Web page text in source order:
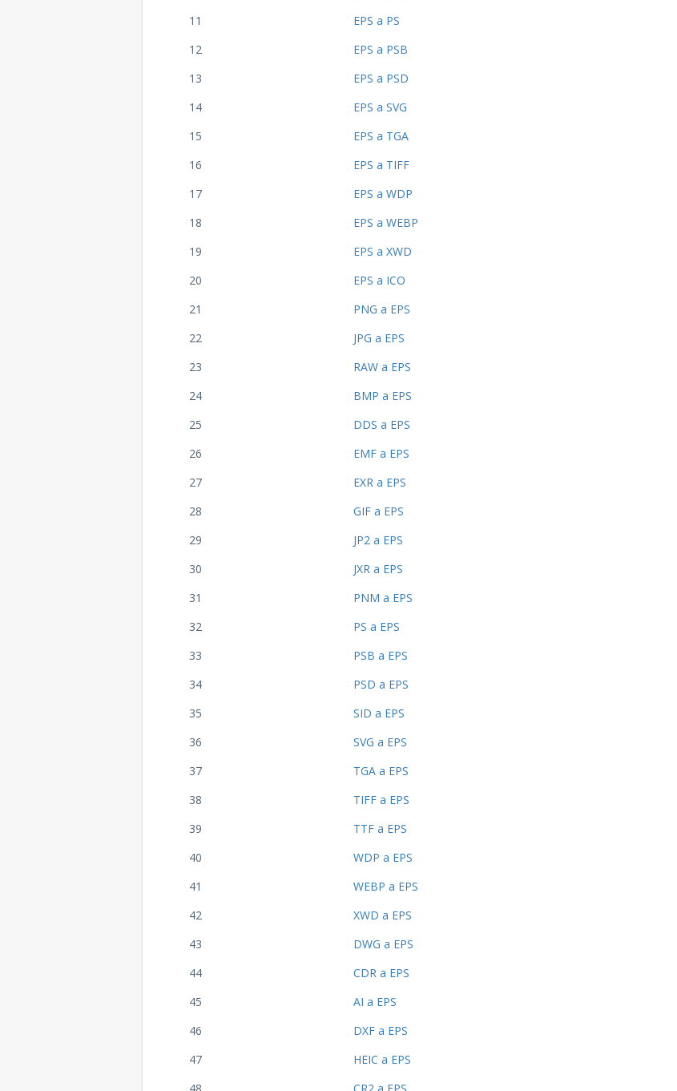
11 EPS a PS
12 EPS a PSB
13 EPS a PSD
14 EPS a SVG
15 EPS a TGA
16 EPS a TIFF
17 EPS a WDP
18 EPS a WEBP
19 EPS a XWD
20 EPS a ICO
21 PNG a EPS
22 JPG a EPS
23 RAW a EPS
24 BMP a EPS
25 DDS a EPS
26 EMF a EPS
27 EXR a EPS
28 GIF a EPS
29 JP2 a EPS
30 JXR a EPS
31 PNM a EPS
32 PS a EPS
33 PSB a EPS
34 PSD a EPS
35 SID a EPS
36 SVG a EPS
37 TGA a EPS
38 TIFF a EPS
39 TTF a EPS
40 WDP a EPS
41 WEBP a EPS
42 XWD a EPS
43 DWG a EPS
44 CDR a EPS
45 AI a EPS
46 DXF a EPS
47 HEIC a EPS